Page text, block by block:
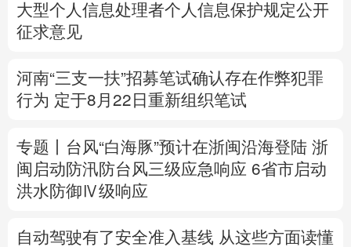
大型个人信息处理者个人信息保护规定公开
征求意见
河南“三支一扶”招募笔试确认存在作弊犯罪
行为 定于8月22日重新组织笔试
专题丨 台风“白海豚”预计在浙闽沿海登陆 浙
闽启动防汛防台风三级应急响应 6省市启动
洪水防御Ⅳ级响应
自动驾驶有了安全准入基线 从这些方面读懂